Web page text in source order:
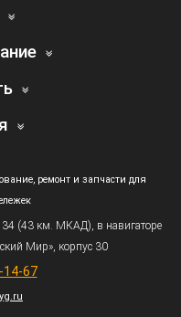
ремонт и запчасти для
(43км. МКАД), в навигаторе
Мир», корпус 30
14-67